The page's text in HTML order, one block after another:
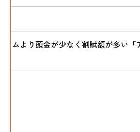
ラムより頭金が少なく割賦額が多い「